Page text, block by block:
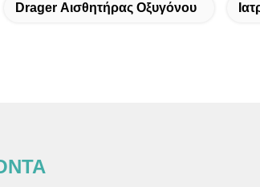
Drager Αισθητήρας Οξυγόνου